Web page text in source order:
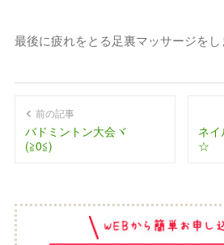
最後に疲れをとる足裏マッサージをし
前の記事
バドミントン大会ヾ
(≧0≦)ゞ
ネ
☆